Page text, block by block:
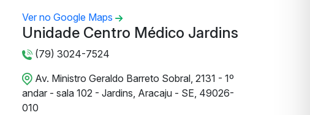
Ver no Google Maps
Unidade Centro Médico Jardins
(79) 3024-7524
Av. Ministro Geraldo Barreto Sobral, 2131 - 1º
andar - sala 102 - Jardins, Aracaju - SE, 49026-
010